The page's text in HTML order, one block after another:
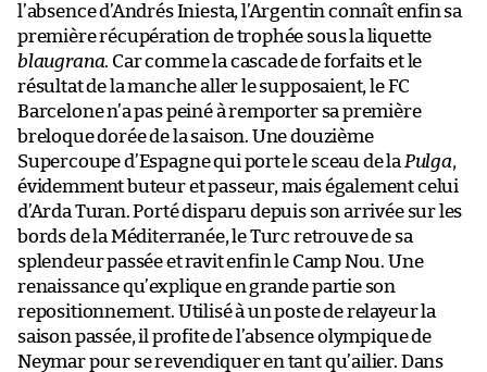
l’absence d’Andrés Iniesta, l’Argentin connaît enfin sa
première récupération de trophée sous la liquette
blaugrana. Car comme la cascade de forfaits et le
résultat de la manche aller le supposaient, le FC
Barcelone n’a pas peiné à remporter sa première
breloque dorée de la saison. Une douzième
Supercoupe d’Espagne qui porte le sceau de la Pulga,
évidemment buteur et passeur, mais également celui
d’Arda Turan. Porté disparu depuis son arrivée sur les
bords de la Méditerranée, le Turc retrouve de sa
splendeur passée et ravit enfin le Camp Nou. Une
renaissance qu’explique en grande partie son
repositionnement. Utilisé à un poste de relayeur la
saison passée, il profite de l’absence olympique de
Neymar pour se revendiquer en tant qu’ailier. Dans